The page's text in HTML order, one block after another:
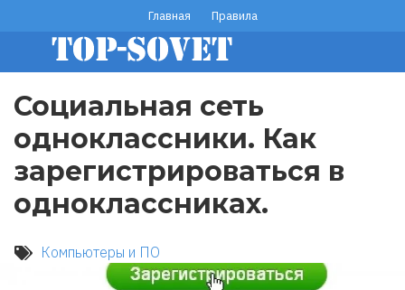
основному
содержанию
footer
menu
Главная Правила
Социальная сеть
одноклассники. Как
зарегистрироваться в
одноклассниках.
Компьютеры и ПО